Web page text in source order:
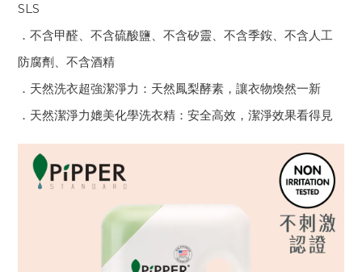
SLS
．不含甲醛、不含硫酸鹽、不含矽靈、不含季銨、不含人工
防腐劑、不含酒精
．天然洗衣超強潔淨力：天然鳳梨酵素，讓衣物煥然一新
．天然潔淨力媲美化學洗衣精：安全高效，潔淨效果看得見